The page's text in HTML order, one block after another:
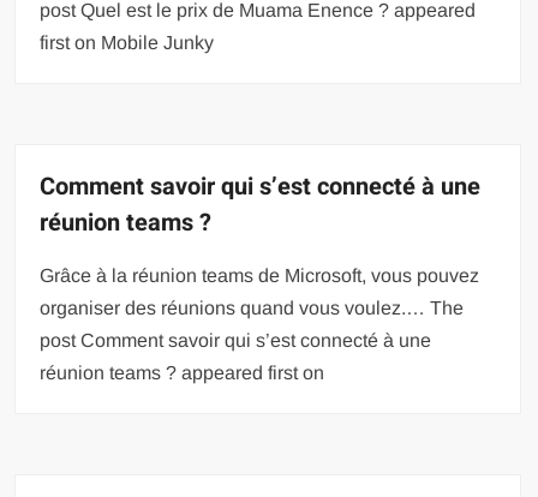
post Quel est le prix de Muama Enence ? appeared
first on Mobile Junky
Comment savoir qui s’est connecté à une
réunion teams ?
Grâce à la réunion teams de Microsoft, vous pouvez
organiser des réunions quand vous voulez.… The
post Comment savoir qui s’est connecté à une
réunion teams ? appeared first on